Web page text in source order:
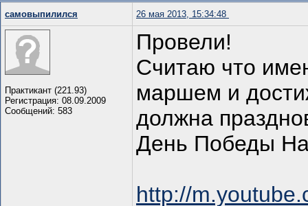
самовыпилился 26 мая 2013, 15:34:48
Практикант (221.93)
Регистрация: 08.09.2009
Сообщений: 583
Провели!
Считаю что
маршем и
должна
День Победы
http://